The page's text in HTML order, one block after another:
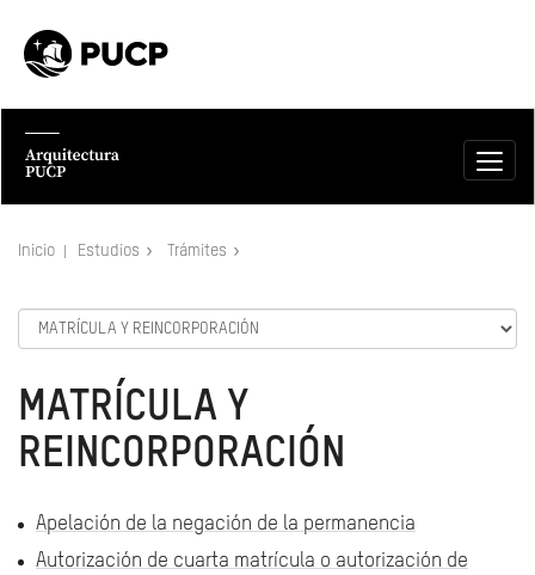
Inicio Estudios Trámites
MATRÍCULA Y
REINCORPORACIÓN
Apelación de la negación de la permanencia
Autorización de cuarta matrícula o autorización de